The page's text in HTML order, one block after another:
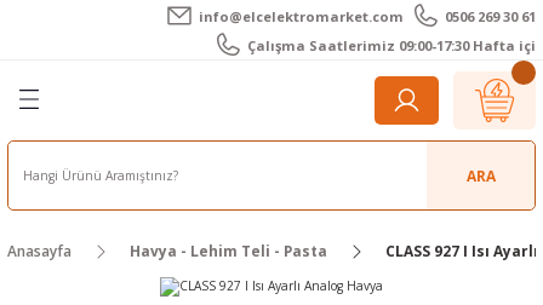
info@elcelektromarket.com
0506 269 30 61
Çalışma Saatlerimiz 09:00-17:30 Hafta içi
Geri Dön
Geri Dön
Geri Dön
Geri Dön
Cihazları
Geri Dön
Teli - Pasta
Geri Dön
ARA
Anasayfa Havya - Lehim Teli - Pasta CLASS 927 I Isı